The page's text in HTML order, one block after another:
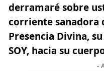
derramaré sobre
corriente sanadora
Presencia Divina,
SOY, hacia su
-